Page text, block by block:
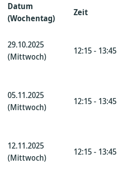
Datum
(Wochentag)
Zeit
29.10.2025
(Mittwoch)
12:15 - 13:45
05.11.2025
(Mittwoch)
12:15 - 13:45
12.11.2025
(Mittwoch)
12:15 - 13:45